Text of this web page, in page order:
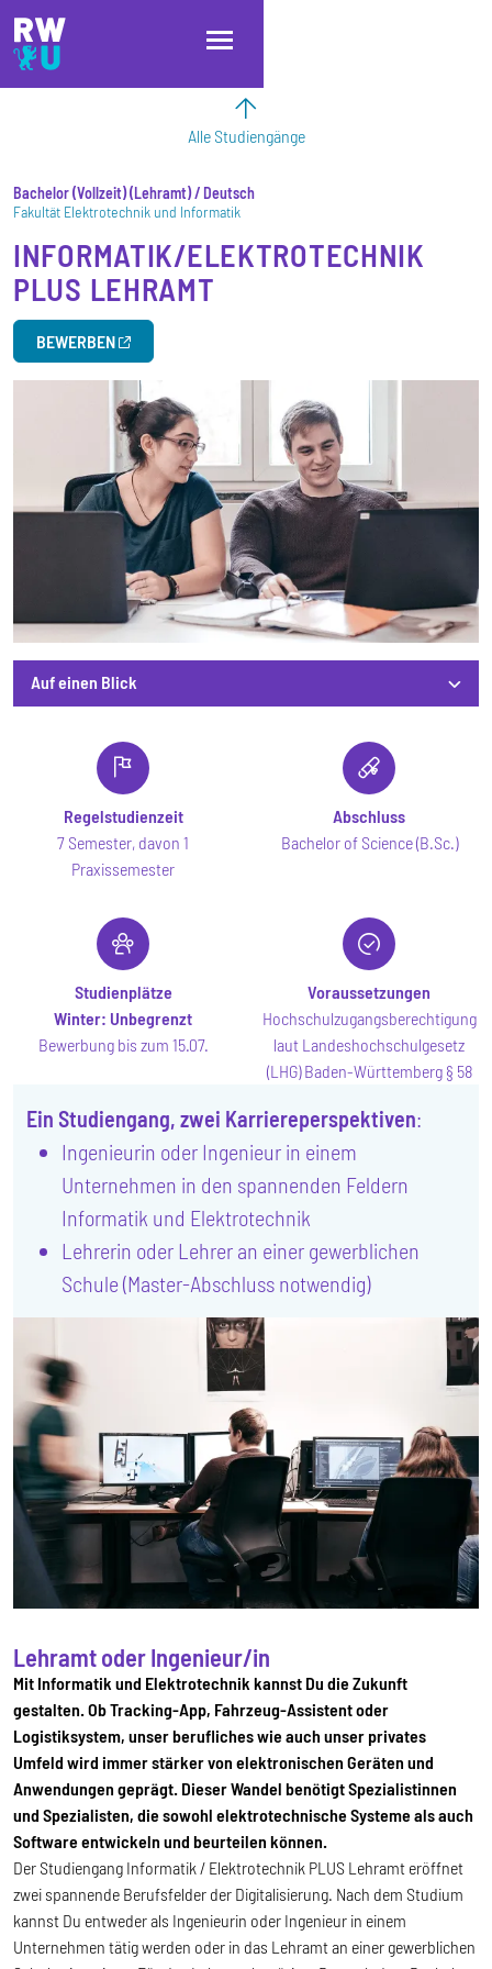
Direkt zum Inhalt
Direkt zur Hauptnavigation
Direkt zum Fußbereich
Alle Studiengänge
Bachelor Vollzeit Lehramt / Deutsch
Fakultät Elektrotechnik und Informatik
INFORMATIK/ELEKTROTECHNIK
PLUS LEHRAMT
BEWERBEN
Auf einen Blick
Regelstudienzeit
7 Semester, davon 1
Praxissemester
Abschluss
Bachelor of Science (B.Sc.)
Studienplätze
Winter: Unbegrenzt
Bewerbung bis zum 15.07.
Voraussetzungen
Hochschulzugangsberechtigung
laut Landeshochschulgesetz
(LHG) Baden-Württemberg § 58
Ein Studiengang, zwei Karriereperspektiven:
Ingenieurin oder Ingenieur in einem
Unternehmen in den spannenden Feldern
Informatik und Elektrotechnik
Lehrerin oder Lehrer an einer gewerblichen
Schule (Master-Abschluss notwendig)
Lehramt oder Ingenieur/in
Mit Informatik und Elektrotechnik kannst Du die Zukunft
gestalten. Ob Tracking-App, Fahrzeug-Assistent oder
Logistiksystem, unser berufliches wie auch unser privates
Umfeld wird immer stärker von elektronischen Geräten und
Anwendungen geprägt. Dieser Wandel benötigt Spezialistinnen
und Spezialisten, die sowohl elektrotechnische Systeme als auch
Software entwickeln und beurteilen können.
Der Studiengang Informatik / Elektrotechnik PLUS Lehramt eröffnet
zwei spannende Berufsfelder der Digitalisierung. Nach dem Studium
kannst Du entweder als Ingenieurin oder Ingenieur in einem
Unternehmen tätig werden oder in das Lehramt an einer gewerblichen